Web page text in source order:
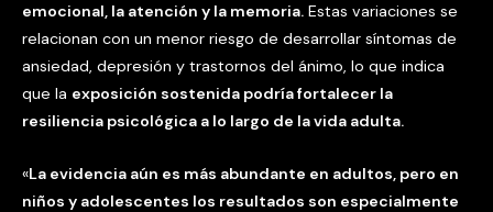
emocional, la atención y la memoria. Estas variaciones se
relacionan con un menor riesgo de desarrollar síntomas de
ansiedad, depresión y trastornos del ánimo, lo que indica
que la exposición sostenida podría fortalecer la
resiliencia psicológica a lo largo de la vida adulta.
«La evidencia aún es más abundante en adultos, pero en
niños y adolescentes los resultados son especialmente